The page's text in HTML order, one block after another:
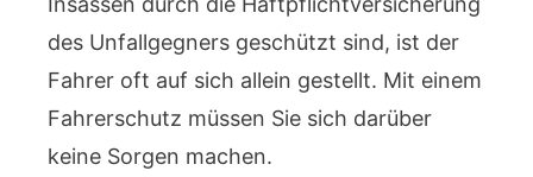
des Unfallgegners geschützt sind, ist der
Fahrer oft auf sich allein gestellt. Mit einem
Fahrerschutz müssen Sie sich darüber
keine Sorgen machen.